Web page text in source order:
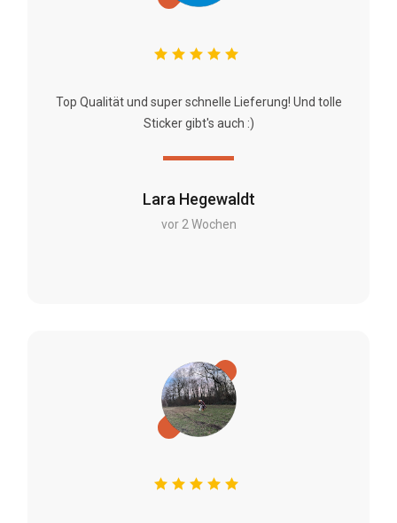
Lara Hegewaldt
vor 2 Wochen
Top Qualität und super schnelle Lieferung! Und tolle
Sticker gibt's auch :)